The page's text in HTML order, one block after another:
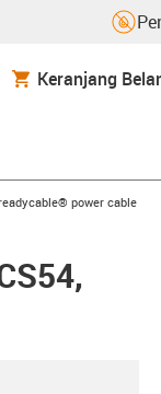
Keranjang
icon-arrow-rightpower cable